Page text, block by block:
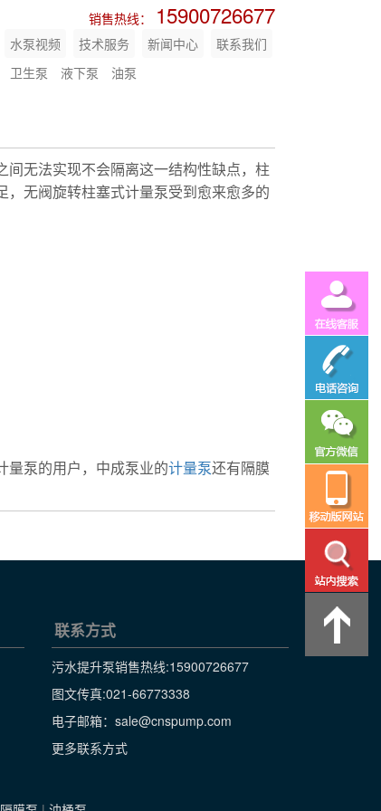
销售热线： 15900726677
水泵视频 技术服务 新闻中心
联系我们
卫生泵 液下泵 油泵
无法实现不会隔离这一结构性缺点，柱
无阀旋转柱塞式计量泵受到愈来愈多的
量泵的用户，中成泵业的计量泵还有隔膜
联系方式
污水提升泵销售热线:15900726677
图文传真:021-66773338
电子邮箱：sale@cnspump.com
更多联系方式